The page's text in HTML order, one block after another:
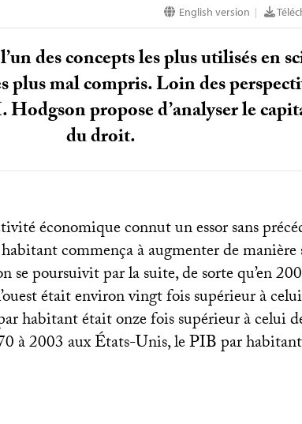
English version |
des concepts les plus utilisés en
plus mal compris. Loin des
propose d’analyser le
du droit.
économique connut un essor sans
commença à augmenter de
se poursuivit par la suite, de sorte qu’en
était environ vingt fois supérieur à
habitant était onze fois supérieur à celui
à 2003 aux États-Unis, lePIBpar